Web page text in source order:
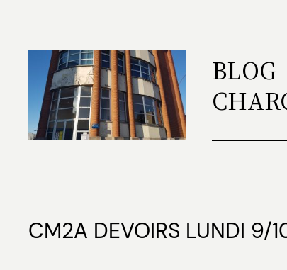
contenu
BLOG
CM2A DEVOIRS LUNDI 9/